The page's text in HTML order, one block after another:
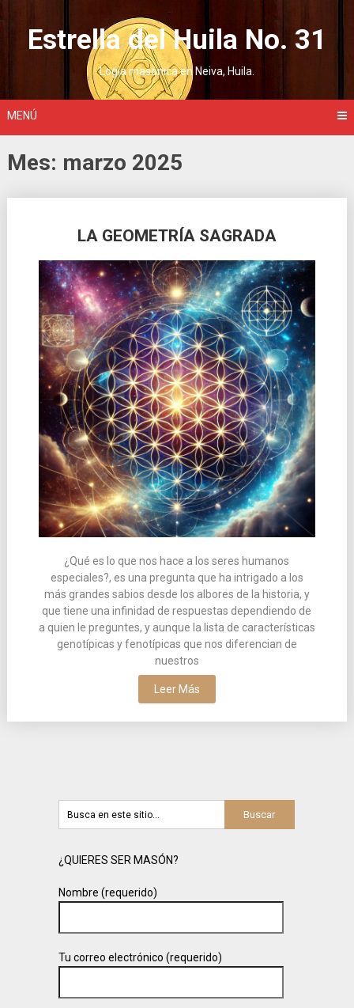
contenidoEstrella del Huila No. 31
Logia masónica en Neiva, Huila.
MENÚ
Mes: marzo 2025
LA GEOMETRÍA SAGRADA
¿Qué es lo que nos hace a los seres humanos
especiales?, es una pregunta que ha intrigado a los
más grandes sabios desde los albores de la historia, y
que tiene una infinidad de respuestas dependiendo de
a quien le preguntes, y aunque la lista de características
genotípicas y fenotípicas que nos diferencian de
nuestros
Leer Más
entradas
¿QUIERES SER MASÓN?
Nombre (requerido)
Tu correo electrónico (requerido)